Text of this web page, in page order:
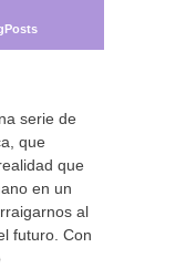
serie de
que
que
en un
al
futuro. Con